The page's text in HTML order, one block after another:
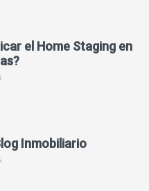
el Home Staging en
Inmobiliario